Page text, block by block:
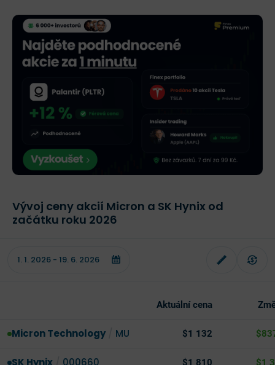
Vývoj ceny akcií Micron a SK Hynix od
začátku roku 2026
Aktuální cena
Micron Technology MU $1 132
SK Hynix 000660 $1 810 $1